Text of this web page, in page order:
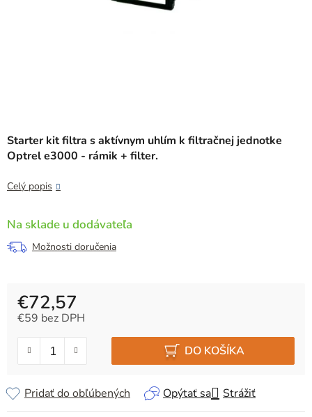
Starter kit filtra s aktívnym uhlím k filtračnej jednotke
Optrel e3000 - rámik + filter.
Celý popis
Na sklade u dodávateľa
Možnosti doručenia
€72,57
€59 bez DPH
DO KOŠÍKA
Opýtať sa Strážiť
Pridať do obľúbených